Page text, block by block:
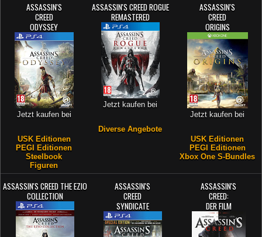
ASSASSIN'S
CREED
ODYSSEY
Jetzt kaufen bei
USK Editionen
PEGI Editionen
Steelbook
Figuren
ASSASSIN'S CREED ROGUE
REMASTERED
Jetzt kaufen bei
Diverse Angebote
ASSASSIN'S
CREED
ORIGINS
Jetzt kaufen bei
USK Editionen
PEGI Editionen
Xbox One S-Bundles
ASSASSIN'S CREED THE EZIO
COLLECTION
ASSASSIN'S
CREED
SYNDICATE
ASSASSIN'S
CREED:
DER FILM